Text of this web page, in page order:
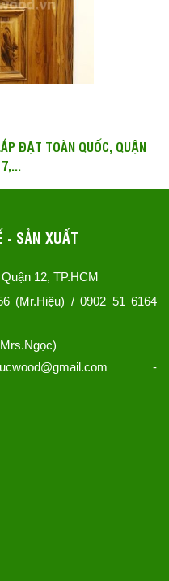
ĐẶT TOÀN QUỐC, QUẬN
- SẢN XUẤT
12, TP.HCM
(Mr.Hiệu) / 0902 51 6164
-